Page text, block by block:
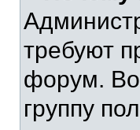
требуют
форум.
группу